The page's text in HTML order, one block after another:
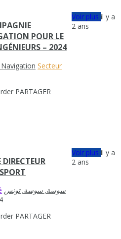
POUR LE
– 2024
Secteur
PARTAGER
Voir plusil y a
2 ans
DIRECTEUR
PARTAGER
Voir plusil y a
2 ans